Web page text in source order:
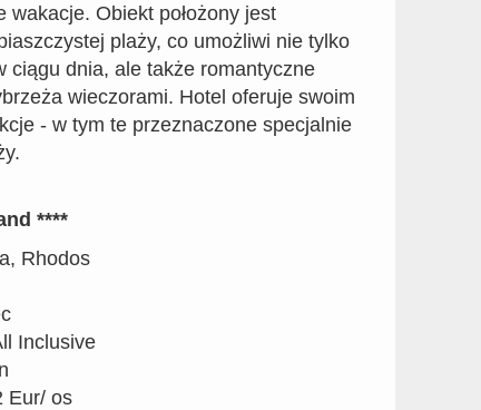
wakacje. Obiekt położony jest
plaży, co umożliwi nie tylko
ciągu dnia, ale także romantyczne
wieczorami. Hotel oferuje swoim
- w tym te przeznaczone specjalnie
****
Rhodos
Inclusive
Eur/ os